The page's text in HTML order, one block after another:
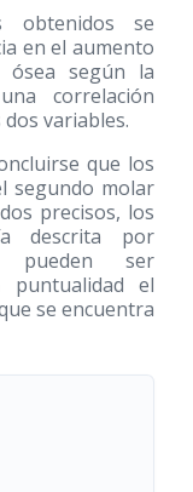
obtenidos se
en el aumento
ósea según la
correlación
variables.
que los
segundo molar
precisos, los
descrita por
pueden ser
puntualidad el
se encuentra